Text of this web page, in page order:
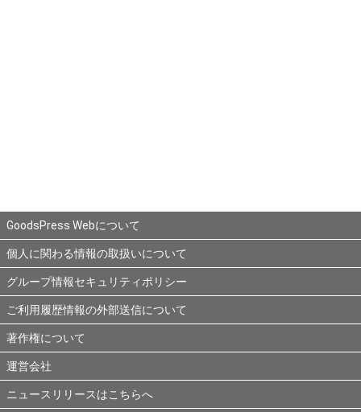
GoodsPress Webについて
個人に関わる情報の取扱いについて
グループ情報セキュリティポリシー
ご利用履歴情報の外部送信について
著作権について
運営会社
ニュースリリースはこちらへ